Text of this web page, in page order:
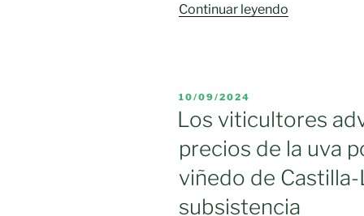
Continuar leyendo
tercer
año
consecutivo
la
cosecha
PUBLICADO
EL
10/09/2024
Los viticultores
precios de la uva
viñedo de Castilla-
subsistencia